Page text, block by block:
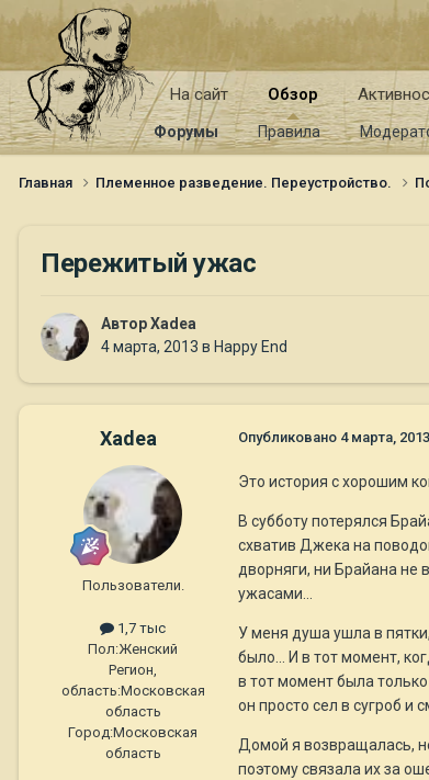
На сайт Обзор
Форумы Правила
Главная Племенное разведение. Переустройство.
Пережитый ужас
АвторXadea
4 марта, 2013 в Happy End
Xadea
Пользователи.
1,7 тыс
Пол:Женский
Регион,
область:Московская
область
Город:Московская
область
Опубликовано 4 марта, 2013
Это история с хорошим
В субботу потерялся
схватив Джека на
дворняги, ни Брайана не
ужасами...
У меня душа ушла в
было... И в тот момент,
в тот момент была
он просто сел в сугроб и
Домой я возвращалась,
поэтому связала их за